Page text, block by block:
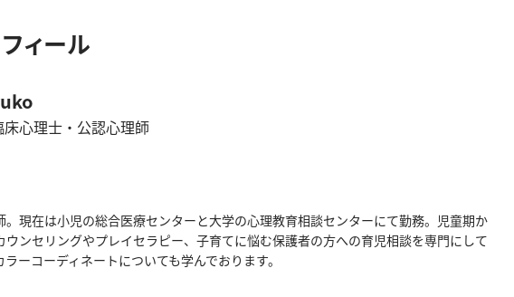
ィール
床心理士・公認心理師
。現在は小児の総合医療センターと大学の心理教育相談センターにて勤務。児童期か
ウンセリングやプレイセラピー、子育てに悩む保護者の方への育児相談を専門にして
ーコーディネートについても学んでおります。